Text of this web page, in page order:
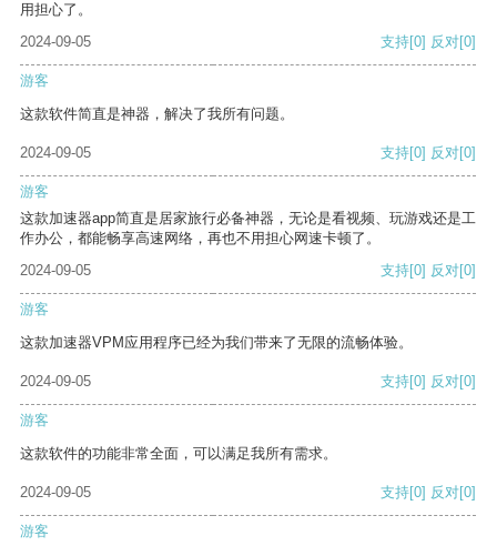
用担心了。
2024-09-05
支持[0] 反对[0]
游客
这款软件简直是神器，解决了我所有问题。
2024-09-05 支持[0] 反对[0]
游客
这款加速器app简直是居家旅行必备神器，无论是看视频、玩游戏还是工
作办公，都能畅享高速网络，再也不用担心网速卡顿了。
2024-09-05
支持[0] 反对[0]
游客
这款加速器VPM应用程序已经为我们带来了无限的流畅体验。
2024-09-05 支持[0] 反对[0]
游客
这款软件的功能非常全面，可以满足我所有需求。
2024-09-05 支持[0] 反对[0]
游客